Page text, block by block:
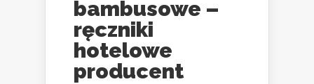
bambusowe –
ręczniki
hotelowe
producent